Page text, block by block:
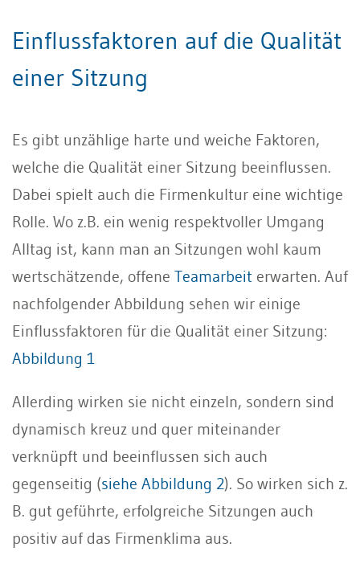
Einflussfaktoren auf die Qualität
einer Sitzung
Es gibt unzählige harte und weiche Faktoren,
welche die Qualität einer Sitzung beeinflussen.
Dabei spielt auch die Firmenkultur eine wichtige
Rolle. Wo z.B. ein wenig respektvoller Umgang
Alltag ist, kann man an Sitzungen wohl kaum
wertschätzende, offene Teamarbeit erwarten. Auf
nachfolgender Abbildung sehen wir einige
Einflussfaktoren für die Qualität einer Sitzung:
Abbildung 1
Allerding wirken sie nicht einzeln, sondern sind
dynamisch kreuz und quer miteinander
verknüpft und beeinflussen sich auch
gegenseitig (siehe Abbildung 2). So wirken sich z.
B. gut geführte, erfolgreiche Sitzungen auch
positiv auf das Firmenklima aus.